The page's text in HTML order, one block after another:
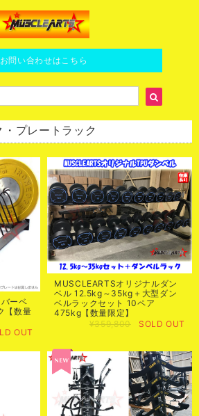
お問い合わせはこちら
プレートラック
ーベ
【数量
OUT
MUSCLEARTSオリジナルダン
ベル 12.5kg～35kg＋大型ダン
ベルラックセット 10ペア
475kg【数量限定】
¥359,800
SOLD OUT